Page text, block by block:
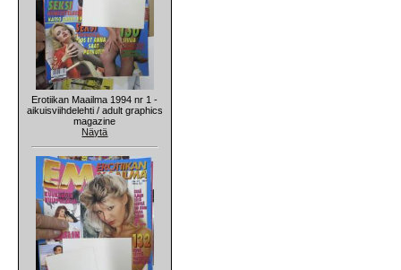
Erotiikan Maailma 1994 nr 1 -
aikuisviihdelehti / adult graphics
magazine
Näytä